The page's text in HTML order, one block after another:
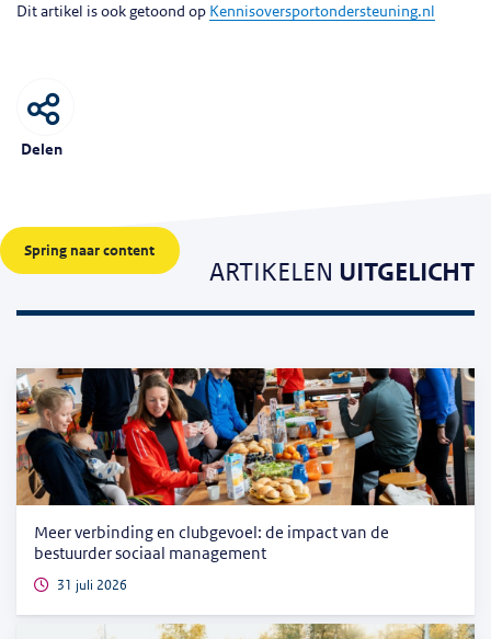
Spring naar content
Dit artikel is ook getoond op Kennisoversportondersteuning.nl
Delen
ARTIKELEN UITGELICHT
Meer verbinding en clubgevoel: de impact van de
bestuurder sociaal management
31 juli 2026